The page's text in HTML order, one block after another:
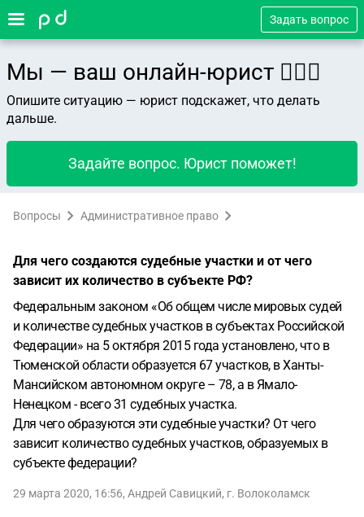
Задать вопрос
Мы — ваш онлайн-юрист 👨🏻‍⚖️
Опишите ситуацию — юрист подскажет, что делать
дальше.
Задайте вопрос. Юрист поможет!
Вопросы Административное право
Для чего создаются судебные участки и от чего
зависит их количество в субъекте РФ?
Федеральным законом «Об общем числе мировых судей
и количестве судебных участков в субъектах Российской
Федерации» на 5 октября 2015 года установлено, что в
Тюменской области образуется 67 участков, в Ханты-
Мансийском автономном округе – 78, а в Ямало-
Ненецком - всего 31 судебных участка.
Для чего образуются эти судебные участки? От чего
зависит количество судебных участков, образуемых в
субъекте федерации?
29 марта 2020, 16:56, Андрей Савицкий, г. Волоколамск